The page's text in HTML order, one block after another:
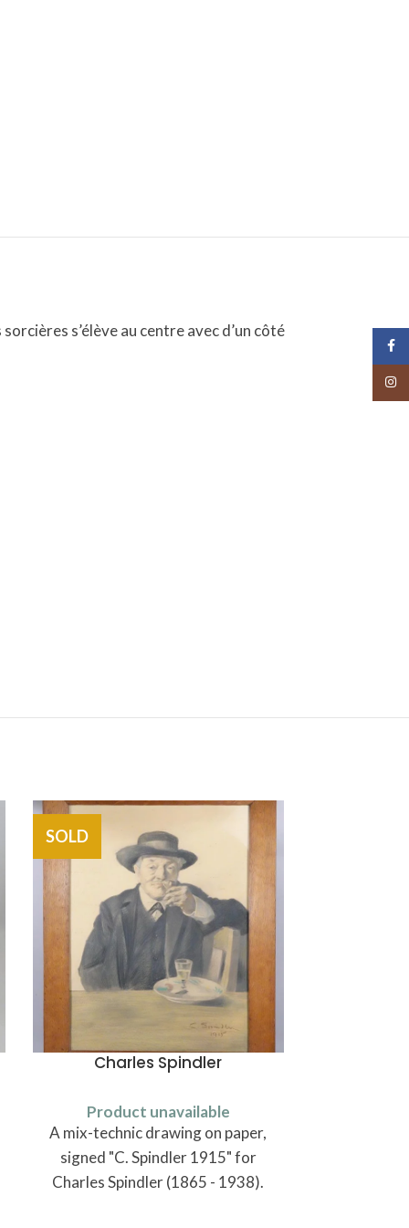
s’élève au centre avec d’un côté
SOLD
Charles Spindler
Product unavailable
A mix-technic drawing on paper,
signed "C. Spindler 1915" for
Charles Spindler (1865 - 1938).